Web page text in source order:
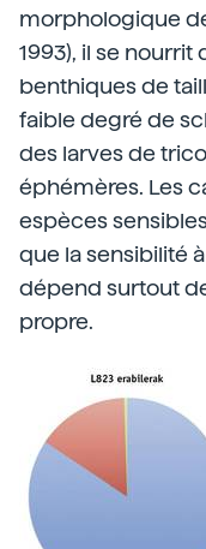
morphologique
1993), il se
benthiques de
faible degré de
des larves de
éphémères. Les
espèces
que la sensibilité
dépend surtout
propre.